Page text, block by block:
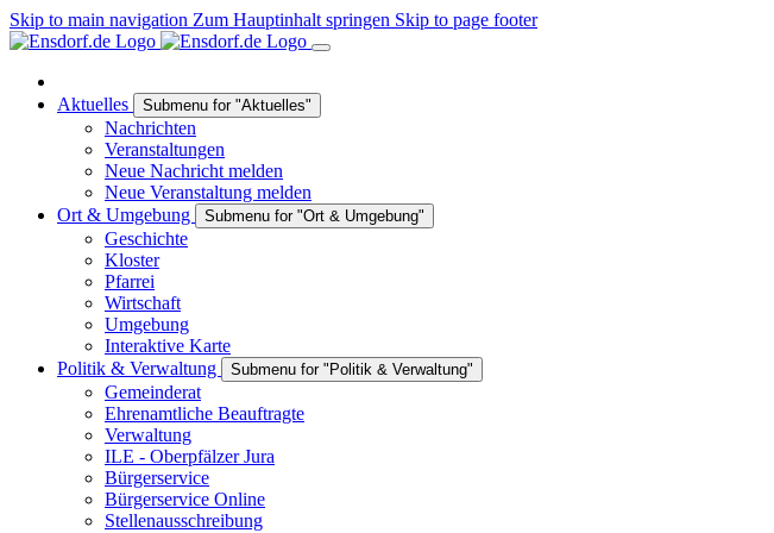
Skip to main navigation Zum Hauptinhalt springen Skip to page footer
Aktuelles Submenu for "Aktuelles"
Nachrichten
Veranstaltungen
Neue Nachricht melden
Neue Veranstaltung melden
Ort & Umgebung
Submenu for "Ort & Umgebung"
Geschichte
Kloster
Pfarrei
Wirtschaft
Umgebung
Interaktive Karte
Politik & Verwaltung
Submenu for "Politik & Verwaltung"
Gemeinderat
Ehrenamtliche Beauftragte
Verwaltung
ILE - Oberpfälzer Jura
Bürgerservice
Bürgerservice Online
Stellenausschreibung